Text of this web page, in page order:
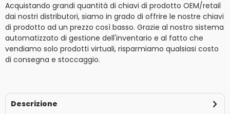
Acquistando grandi quantità di chiavi di prodotto OEM/retail
dai nostri distributori, siamo in grado di offrire le nostre chiavi
di prodotto ad un prezzo così basso. Grazie al nostro sistema
automatizzato di gestione dell'inventario e al fatto che
vendiamo solo prodotti virtuali, risparmiamo qualsiasi costo
di consegna e stoccaggio.
Descrizione